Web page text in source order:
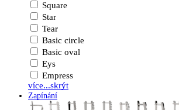
Square
Star
Tear
Basic circle
Basic oval
Eys
Empress
více...skrýt
Zapínání